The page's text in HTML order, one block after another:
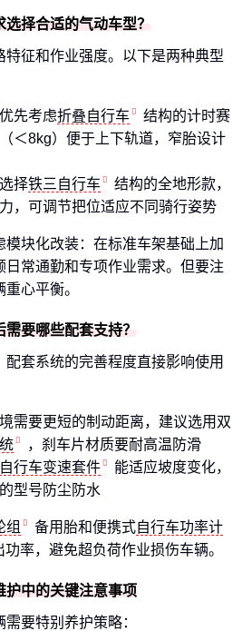
择合适的气动车型？
特征和作业强度。以下是两种典型
先考虑折叠自行车
结构的计时赛
＜8kg）便于上下轨道，窄胎设计
择铁三自行车
结构的全地形款，
，可调节把位适应不同骑行姿势
块化改装：在标准车架基础上加
日常通勤和专项作业需求。但要注
心平衡。
要哪些配套支持？
配套系统的完善程度直接影响使用
需要更短的制动距离，建议选用双
，刹车片材质要耐高温防滑
自行车变速套件
能适应坡度变化，
型号防尘防水
组 备用胎和便携式自行车功率计
率，避免超负荷作业损伤车辆。
护中的关键注意事项
要特别养护策略：